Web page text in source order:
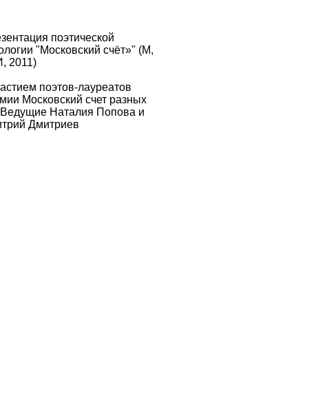
поэтической
"Московский счёт»" (М,
2011)
поэтов-лауреатов
Московский счет разных
Ведущие Наталия Попова и
Дмитриев